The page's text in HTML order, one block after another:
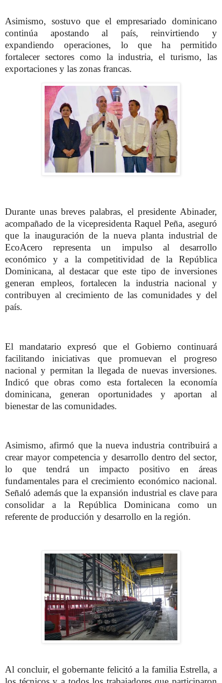
Asimismo, sostuvo que el empresariado dominicano
continúa apostando al país, reinvirtiendo y
expandiendo operaciones, lo que ha permitido
fortalecer sectores como la industria, el turismo, las
exportaciones y las zonas francas.
Durante unas breves palabras, el presidente Abinader,
acompañado de la vicepresidenta Raquel Peña, aseguró
que la inauguración de la nueva planta industrial de
EcoAcero representa un impulso al desarrollo
económico y a la competitividad de la República
Dominicana, al destacar que este tipo de inversiones
generan empleos, fortalecen la industria nacional y
contribuyen al crecimiento de las comunidades y del
país.
El mandatario expresó que el Gobierno continuará
facilitando iniciativas que promuevan el progreso
nacional y permitan la llegada de nuevas inversiones.
Indicó que obras como esta fortalecen la economía
dominicana, generan oportunidades y aportan al
bienestar de las comunidades.
Asimismo, afirmó que la nueva industria contribuirá a
crear mayor competencia y desarrollo dentro del sector,
lo que tendrá un impacto positivo en áreas
fundamentales para el crecimiento económico nacional.
Señaló además que la expansión industrial es clave para
consolidar a la República Dominicana como un
referente de producción y desarrollo en la región.
Al concluir, el gobernante felicitó a la familia Estrella, a